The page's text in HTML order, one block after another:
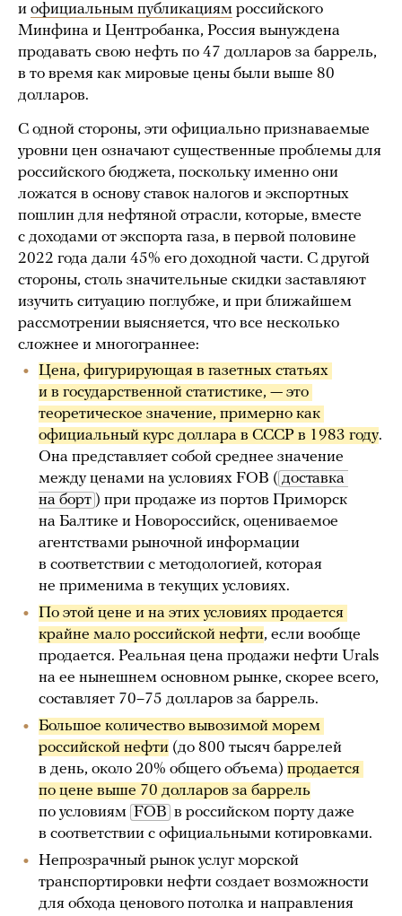
и официальным публикациям российского
Минфина и Центробанка, Россия вынуждена
продавать свою нефть по 47 долларов за баррель,
в то время как мировые цены были выше 80
долларов.
С одной стороны, эти официально признаваемые
уровни цен означают существенные проблемы для
российского бюджета, поскольку именно они
ложатся в основу ставок налогов и экспортных
пошлин для нефтяной отрасли, которые, вместе
с доходами от экспорта газа, в первой половине
2022 года дали 45% его доходной части. С другой
стороны, столь значительные скидки заставляют
изучить ситуацию поглубже, и при ближайшем
рассмотрении выясняется, что все несколько
сложнее и многограннее:
Цена, фигурирующая в газетных статьях
и в государственной статистике, — это
теоретическое значение, примерно как
официальный курс доллара в СССР в 1983 году.
Она представляет собой среднее значение
между ценами на условиях FOB ( доставка
на борт ) при продаже из портов Приморск
на Балтике и Новороссийск, оцениваемое
агентствами рыночной информации
в соответствии с методологией, которая
не применима в текущих условиях.
По этой цене и на этих условиях продается
крайне мало российской нефти, если вообще
продается. Реальная цена продажи нефти Urals
на ее нынешнем основном рынке, скорее всего,
составляет 70–75 долларов за баррель.
Большое количество вывозимой морем
российской нефти (до 800 тысяч баррелей
в день, около 20% общего объема) продается
по цене выше 70 долларов за баррель
по условиям FOB в российском порту даже
в соответствии с официальными котировками.
Непрозрачный рынок услуг морской
транспортировки нефти создает возможности
для обхода ценового потолка и направления